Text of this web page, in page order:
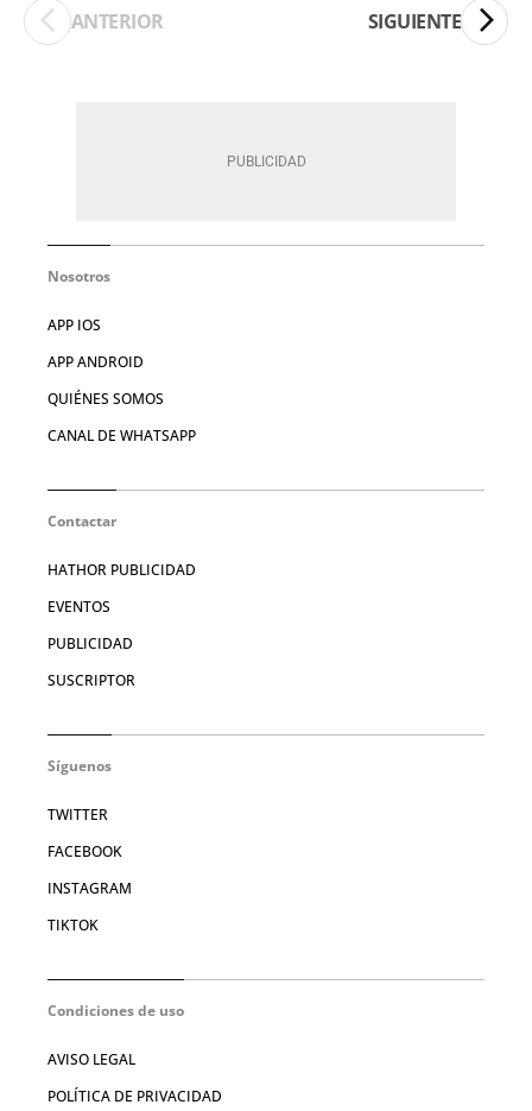
ANTERIOR SIGUIENTE
Nosotros
APP IOS
APP ANDROID
QUIÉNES SOMOS
CANAL DE WHATSAPP
Contactar
HATHOR PUBLICIDAD
EVENTOS
PUBLICIDAD
SUSCRIPTOR
Síguenos
TWITTER
FACEBOOK
INSTAGRAM
TIKTOK
Condiciones de uso
AVISO LEGAL
POLÍTICA DE PRIVACIDAD